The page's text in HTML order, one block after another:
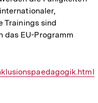
Trainings sind
das EU-Programm